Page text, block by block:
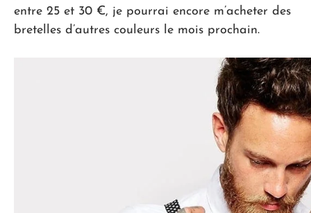
entre 25 et 30 €, je pourrai encore m’acheter des
bretelles d’autres couleurs le mois prochain.